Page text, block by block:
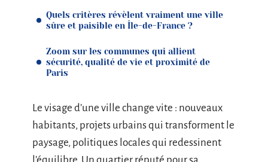
Quels critères révèlent vraiment une ville
sûre et paisible en Île-de-France ?
Zoom sur les communes qui allient
sécurité, qualité de vie et proximité de
Paris
Le visage d’une ville change vite : nouveaux
habitants, projets urbains qui transforment le
paysage, politiques locales qui redessinent